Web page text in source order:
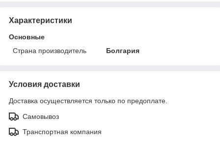
Характеристики
Основные
Страна производитель
Болгария
Условия доставки
Доставка осуществляется только по предоплате.
Самовывоз
Транспортная компания